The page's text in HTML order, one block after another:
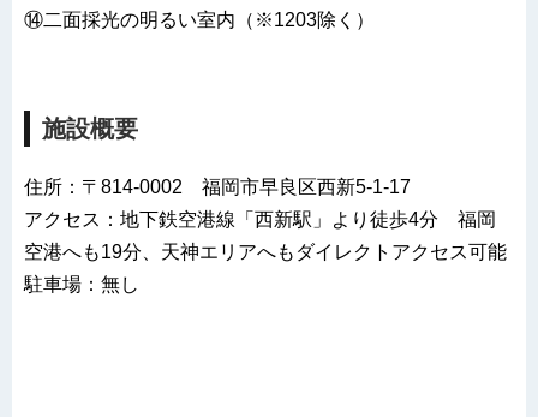
⑭二面採光の明るい室内（※1203除く）
施設概要
住所：〒814-0002 福岡市早良区西新5-1-17
アクセス：地下鉄空港線「西新駅」より徒歩4分 福岡
空港へも19分、天神エリアへもダイレクトアクセス可能
駐車場：無し